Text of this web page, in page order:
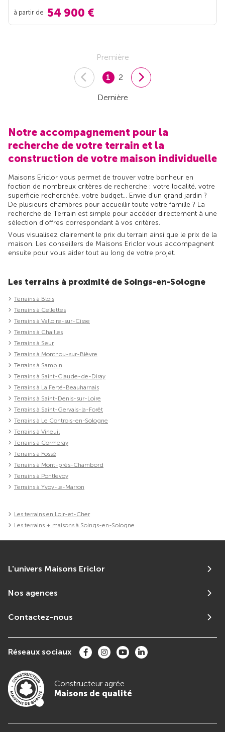
à partir de 54 900 €
Première
1 2
Dernière
Notre accompagnement pour la
recherche de votre terrain et la
construction de votre maison individuelle
Maisons Ericlor vous permet de trouver votre bonheur en
foction de nombreux critères de recherche : votre localité, votre
superficie recherchée, votre budget... Envie d'un grand jardin ?
De plusieurs chambres pour accueillir toute votre famille ? La
recherche de Terrain est simple pour accéder directement à une
sélection d'offres correspondant à vos critères.
Vous visualisez clairement le prix du terrain ainsi que le prix de la
maison. Les conseillers de Maisons Ericlor vous accompagnent
ensuite pour vous aider tout au long de votre projet.
Les terrains à proximité de Soings-en-Sologne
Terrains à Blois
Terrains à Cellettes
Terrains à Valloire-sur-Cisse
Terrains à Chailles
Terrains à Seur
Terrains à Monthou-sur-Bièvre
Terrains à Sambin
Terrains à Saint-Claude-de-Diray
Terrains à La Ferté-Beauharnais
Terrains à Saint-Denis-sur-Loire
Terrains à Saint-Gervais-la-Forêt
Terrains à Le Controis-en-Sologne
Terrains à Vineuil
Terrains à Cormeray
Terrains à Fossé
Terrains à Mont-près-Chambord
Terrains à Pontlevoy
Terrains à Yvoy-le-Marron
Les terrains en Loir-et-Cher
Les terrains + maisons à Soings-en-Sologne
L'univers Maisons Ericlor
Nos agences
Contactez-nous
Réseaux sociaux
Constructeur agrée
Maisons de qualité